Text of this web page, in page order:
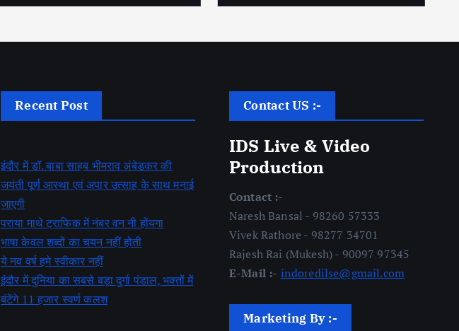
Recent Post
इंदौर में डॉ. बाबा साहब भीमराव अंबेडकर की
जयंती पूर्ण आस्था एवं अपार उत्साह के साथ मनाई
जाएगी
पराया माथे ट्राफिक में नंबर वन नी होंयगा
भाषा केवल शब्दों का चयन नहीं होती
ये नव वर्ष हमे स्वीकार नहीं
इंदौर में दुनिया का सबसे बड़ा दुर्गा पंडाल, भक्तों में
बंटेंगे 11 हजार स्वर्ण कलश
Contact US :-
IDS Live & Video
Production
Contact :-
Naresh Bansal - 98260 57333
Vivek Rathore - 98277 34701
Rajesh Rai (Mukesh) - 90097 97345
E-Mail :- indoredilse@gmail.com
Marketing By :-